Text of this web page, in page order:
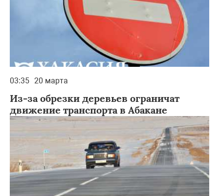
03:35 20 марта
Из-за обрезки деревьев ограничат
движение транспорта в Абакане